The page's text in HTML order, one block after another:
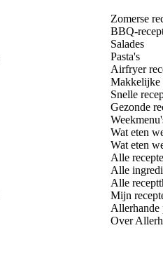
Zomerse
BBQ-
Salades
Pasta's
Airfryer
Makkelijke
Snelle
Gezonde
Wat eten
Wat eten
Alle
Alle
Alle
Mijn
Allerhande
Over